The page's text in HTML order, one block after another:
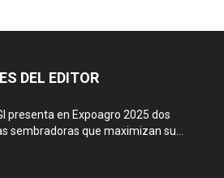
DEL EDITOR
presenta en Expoagro 2025 dos
sembradoras que maximizan su...